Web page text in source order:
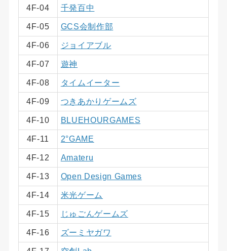
4F-04 千発百中
4F-05 GCS会制作部
4F-06 ジョイアブル
4F-07 遊神
4F-08 タイムイーター
4F-09 つきあかりゲームズ
4F-10 BLUEHOURGAMES
4F-11 2°GAME
4F-12 Amateru
4F-13 Open Design Games
4F-14 米光ゲーム
4F-15 じゅごんゲームズ
4F-16 ズーミヤガワ